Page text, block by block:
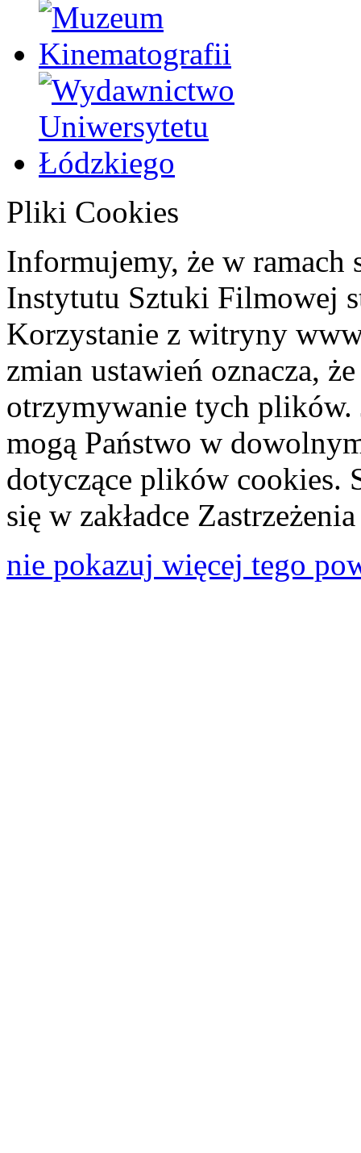
Pliki Cookies
Informujemy, że w ramach
Instytutu Sztuki Filmowej
Korzystanie z witryny
zmian ustawień oznacza,
otrzymywanie tych plików.
mogą Państwo w
dotyczące plików cookies.
się w zakładce
nie pokazuj więcej tego